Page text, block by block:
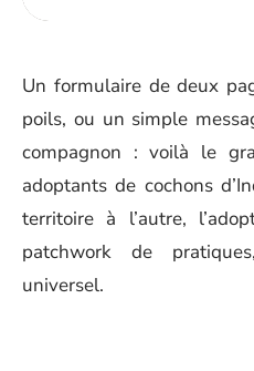
Un formulaire de deux
poils, ou un simple
compagnon : voilà le
adoptants de cochons
territoire à l’autre,
patchwork de
universel.